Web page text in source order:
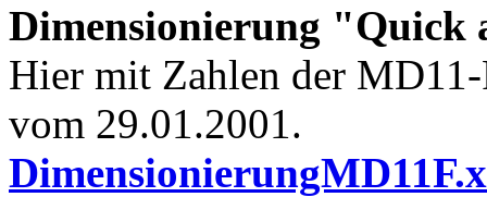
Dimensionierung
Hier mit Zahlen der
vom 29.01.2001.